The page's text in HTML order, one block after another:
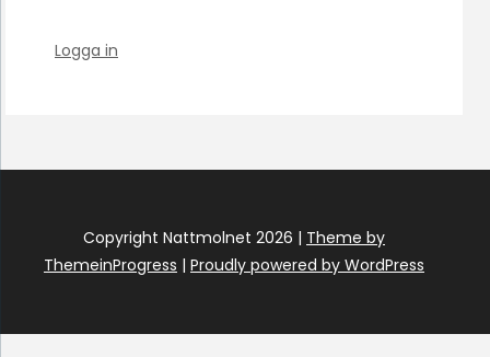
Logga in
Copyright Nattmolnet 2026 | Theme by
ThemeinProgress | Proudly powered by WordPress